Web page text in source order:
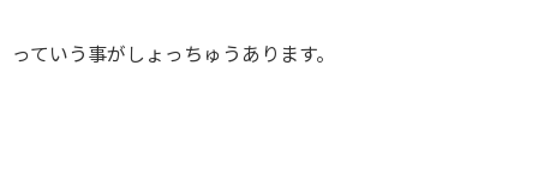
っていう事がしょっちゅうあります。